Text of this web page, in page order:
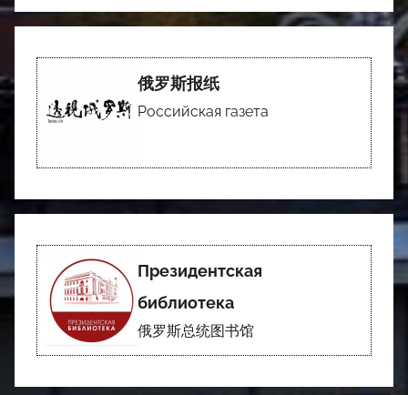
俄罗斯报纸
Российская газета
Президентская
библиотека
俄罗斯总统图书馆